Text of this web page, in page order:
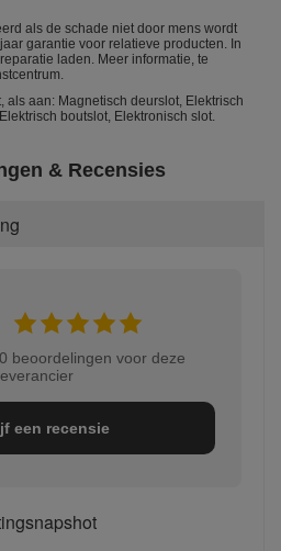
als de schade niet door mens wordt
garantie voor relatieve producten. In
laden. Meer informatie, te
aan: Magnetisch deurslot, Elektrisch
boutslot, Elektronisch slot.
& Recensies
beoordelingen voor deze
een recensie